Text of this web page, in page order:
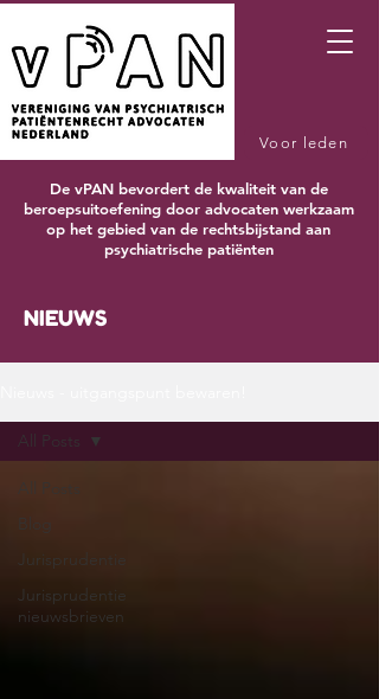
De vPAN bevordert de kwaliteit van de
beroepsuitoefening door advocaten werkzaam
op het gebied van de rechtsbijstand aan
psychiatrische patiënten
Voor leden
NIEUWS
Jurisprudentie
Jurisprudentie
nieuwsbrieven
All Posts